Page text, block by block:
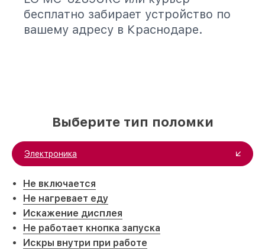
бесплатно забирает устройство по
вашему адресу в Краснодаре.
Выберите тип поломки
Электроника
Не включается
Не нагревает еду
Искажение дисплея
Не работает кнопка запуска
Искры внутри при работе